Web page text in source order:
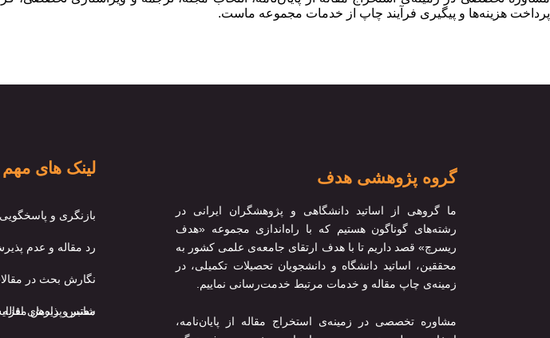
پرداخت هزینه‌ها و پیگیری فرآیند چاپ از خدمات مجموعه ماست.
گروه پژوهشی هدف
ما گروهی از اساتید دانشگاهی و پژوهشگران ایرانی در
رشته‌های گوناگون هستیم که با راه‌اندازی مجموعه «هدف
ریسرچ» قصد داریم تا با هدف ارتقای جامعه‌ی علمی کشور به
محققین، اساتید دانشگاه و دانشجویان تحصیلات تکمیلی، در
زمینه‌ی چاپ مقاله و خدمات مرتبط خدمت‌رسانی نماییم.
مشاوره تخصصی در زمینه‌ی استخراج مقاله از پایان‌نامه،
لینک های مهم
بازنگری و
رد مقاله و عدم
نگارش بحث در
شانس پذیرش مقاله علمی پژوهشی در مجلات معتبر و